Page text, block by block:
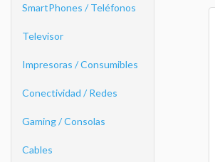
SmartPhones / Teléfonos
Televisor
Impresoras / Consumibles
Conectividad / Redes
Gaming / Consolas
Cables